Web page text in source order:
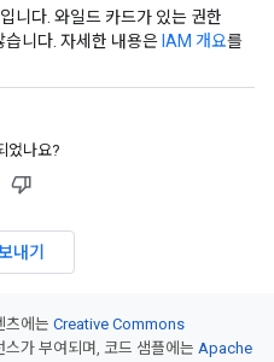
니다. 와일드 카드가 있는 권한
습니다. 자세한 내용은 IAM 개요를
었나요?
내기
츠에는 Creative Commons
스가 부여되며, 코드 샘플에는 Apache